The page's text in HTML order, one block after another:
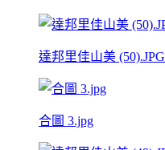
達邦里佳山美 (50).JPG
合圖 3.jpg